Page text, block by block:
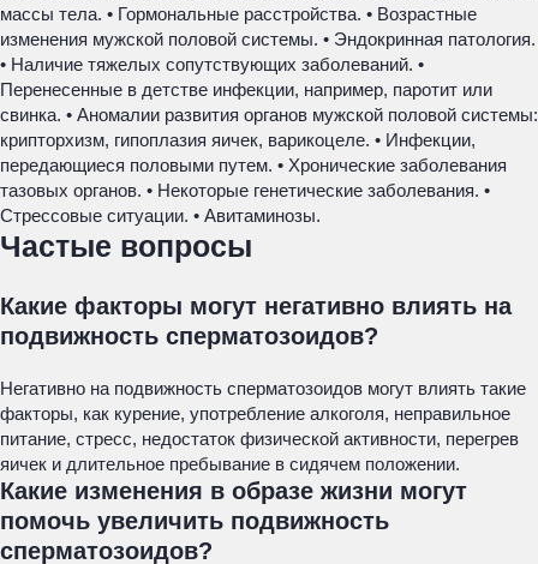
массы тела. • Гормональные расстройства. • Возрастные
изменения мужской половой системы. • Эндокринная патология.
• Наличие тяжелых сопутствующих заболеваний. •
Перенесенные в детстве инфекции, например, паротит или
свинка. • Аномалии развития органов мужской половой системы:
крипторхизм, гипоплазия яичек, варикоцеле. • Инфекции,
передающиеся половыми путем. • Хронические заболевания
тазовых органов. • Некоторые генетические заболевания. •
Стрессовые ситуации. • Авитаминозы.
Частые вопросы
Какие факторы могут негативно влиять на
подвижность сперматозоидов?
Негативно на подвижность сперматозоидов могут влиять такие
факторы, как курение, употребление алкоголя, неправильное
питание, стресс, недостаток физической активности, перегрев
яичек и длительное пребывание в сидячем положении.
Какие изменения в образе жизни могут
помочь увеличить подвижность
сперматозоидов?